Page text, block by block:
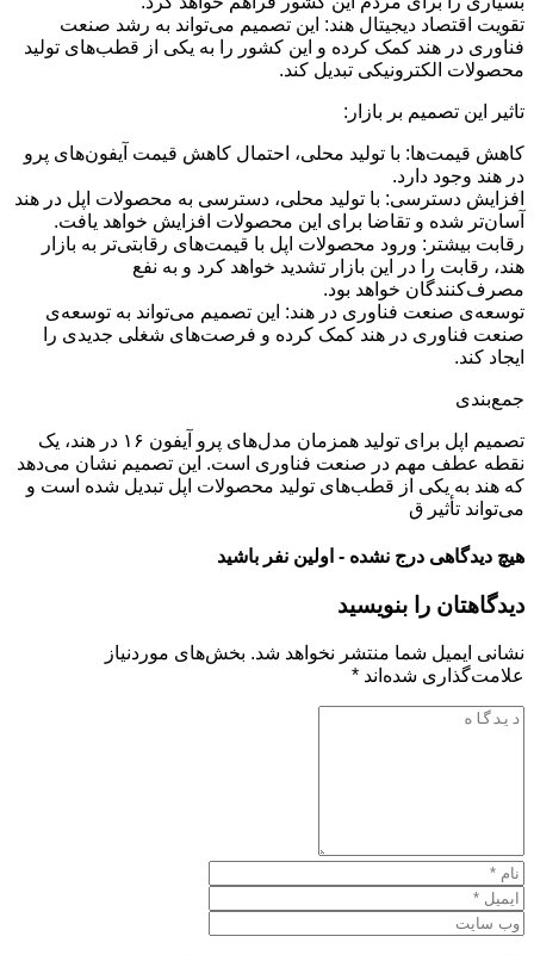
تقویت اقتصاد دیجیتال هند: این تصمیم می‌تواند به رشد صنعت
فناوری در هند کمک کرده و این کشور را به یکی از قطب‌های تولید
محصولات الکترونیکی تبدیل کند.
تاثیر این تصمیم بر بازار:
کاهش قیمت‌ها: با تولید محلی، احتمال کاهش قیمت آیفون‌های پرو
در هند وجود دارد.
افزایش دسترسی: با تولید محلی، دسترسی به محصولات اپل در هند
آسان‌تر شده و تقاضا برای این محصولات افزایش خواهد یافت.
رقابت بیشتر: ورود محصولات اپل با قیمت‌های رقابتی‌تر به بازار
هند، رقابت را در این بازار تشدید خواهد کرد و به نفع
مصرف‌کنندگان خواهد بود.
توسعه‌ی صنعت فناوری در هند: این تصمیم می‌تواند به توسعه‌ی
صنعت فناوری در هند کمک کرده و فرصت‌های شغلی جدیدی را
ایجاد کند.
جمع‌بندی
تصمیم اپل برای تولید همزمان مدل‌های پرو آیفون ۱۶ در هند، یک
نقطه عطف مهم در صنعت فناوری است. این تصمیم نشان می‌دهد
که هند به یکی از قطب‌های تولید محصولات اپل تبدیل شده است و
می‌تواند تأثیر ق
هیچ دیدگاهی درج نشده - اولین نفر باشید
دیدگاهتان را بنویسید
نشانی ایمیل شما منتشر نخواهد شد. بخش‌های موردنیاز
علامت‌گذاری شده‌اند *